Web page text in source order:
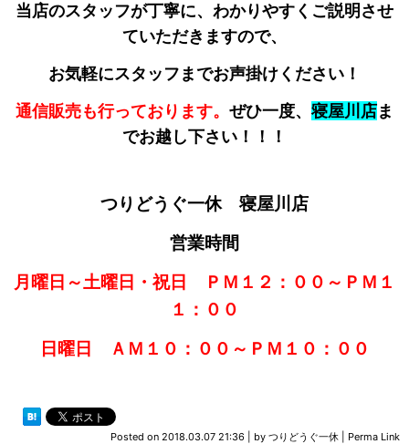
当店のスタッフが丁寧に、わかりやすくご説明させ
ていただきますので、
お気軽にスタッフまでお声掛けください！
通信販売も行っております。 ぜひ一度、寝屋川店ま
でお越し下さい！！！
つりどうぐ一休 寝屋川店
営業時間
月曜日～土曜日・祝日 ＰＭ１２：００～ＰＭ１
１：００
日曜日 ＡＭ１０：００～ＰＭ１０：００
Posted on 2018.03.07 21:36 by つりどうぐ一休 Perma Link